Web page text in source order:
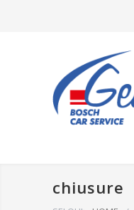
chiusure